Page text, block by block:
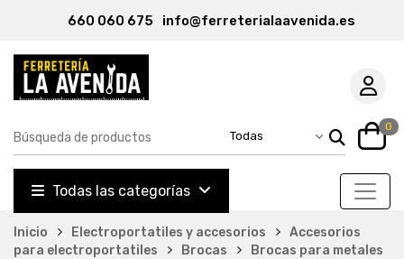
660 060 675 info@ferreterialaavenida.es
0
Todas las categorías
Inicio Electroportatiles y accesorios
Accesorios
para electroportatiles
Brocas
Brocas para metales